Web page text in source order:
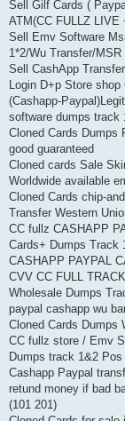
Sell Gilf Cards (
ATM(CC FULLZ
Sell Emv Software
1*2/Wu Transfer/
Sell CashApp
Login D+p Store
(Cashapp-
software dumps track
Cloned Cards Dumps
good guaranteed
Cloned cards Sale
Worldwide available
Cloned Cards chip-
Transfer Western
CC fullz CASHAPP
Cards+ Dumps Track
CASHAPP PAYPAL
CVV CC FULL
Wholesale Dumps
paypal cashapp wu
Cloned Cards Dumps
CC fullz store / Emv
Dumps track 1&2
Cashapp Paypal
retund money if bad
(101 201)